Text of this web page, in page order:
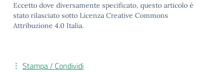
Eccetto dove diversamente specificato, questo articolo è
stato rilasciato sotto Licenza Creative Commons
Attribuzione 4.0 Italia.
Stampa / Condividi